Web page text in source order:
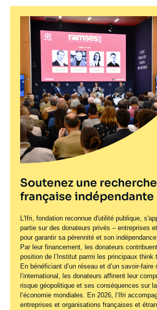
Soutenez une recherche
française indépendante
L'Ifri, fondation reconnue d'utilité publique,
partie sur des donateurs privés – entreprises
pour garantir sa pérennité et son
Par leur financement, les donateurs
position de l’Institut parmi les principaux think
En bénéficiant d’un réseau et d’un savoir-faire
l’international, les donateurs affinent leur
risque géopolitique et ses conséquences sur
l’économie mondiales. En 2026, l’Ifri
entreprises et organisations françaises et